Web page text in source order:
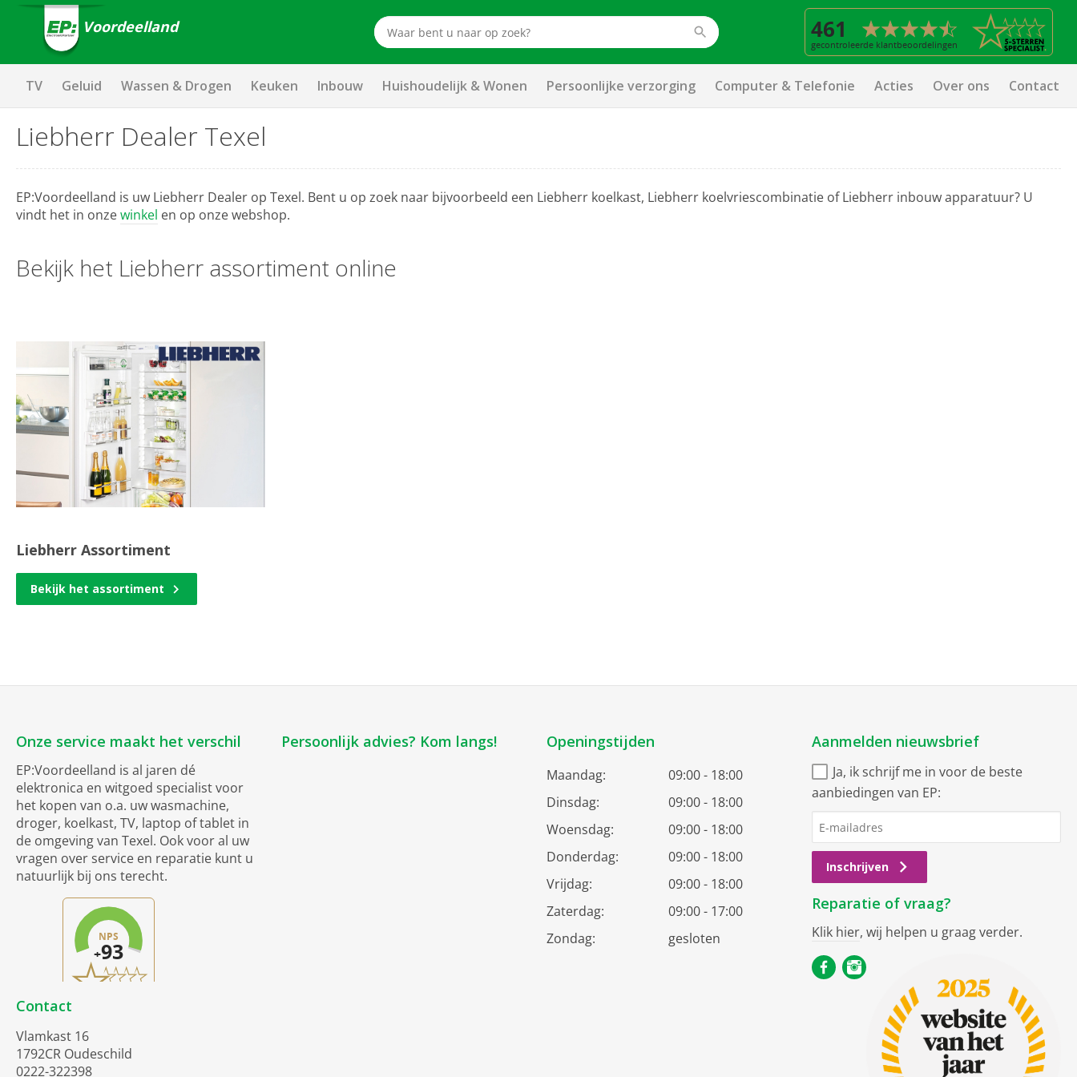
Voordeelland
TV Geluid Wassen & Drogen Keuken Inbouw Huishoudelijk & Wonen Persoonlijke verzorging Computer & Telefonie Acties Over ons Contact
Liebherr Dealer Texel
EP:Voordeelland is uw Liebherr Dealer op Texel. Bent u op zoek naar bijvoorbeeld een Liebherr koelkast, Liebherr koelvriescombinatie of Liebherr inbouw apparatuur? U
vindt het in onzewinkel en op onze webshop.
Bekijk het Liebherr assortiment online
Liebherr Assortiment
Bekijk het assortiment
Onze service maakt het verschil
EP:Voordeelland is al jaren dé
elektronica en witgoed specialist voor
het kopen van o.a. uw wasmachine,
droger, koelkast, TV, laptop of tablet in
de omgeving van Texel. Ook voor al uw
vragen over service en reparatie kunt u
natuurlijk bij ons terecht.
Contact
Vlamkast 16
1792CR Oudeschild
0222-322398
Persoonlijk advies? Kom langs! Openingstijden
Maandag:
09:00 - 18:00
Dinsdag:
09:00 - 18:00
Woensdag:
09:00 - 18:00
Donderdag:
09:00 - 18:00
Vrijdag:
09:00 - 18:00
Zaterdag:
09:00 - 17:00
Zondag:
gesloten
Aanmelden nieuwsbrief
Ja, ik schrijf me in voor de beste
aanbiedingen van EP:
Inschrijven
Reparatie of vraag?
Klik hier, wij helpen u graag verder.